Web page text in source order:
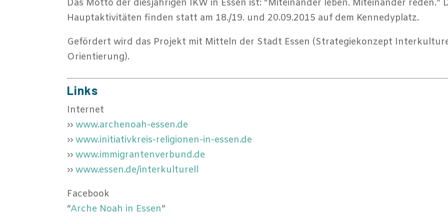
Das Motto der diesjährigen IKW in Essen ist: “Miteinander leben. Miteinander reden.”
Hauptaktivitäten finden statt am 18./19. und 20.09.2015 auf dem Kennedyplatz.
Gefördert wird das Projekt mit Mitteln der Stadt Essen (Strategiekonzept
Orientierung).
Links
Internet
››www.archenoah-essen.de
››www.initiativkreis-religionen-in-essen.de
››www.immigrantenverbund.de
››www.essen.de/interkulturell
Facebook
“Arche Noah in Essen”